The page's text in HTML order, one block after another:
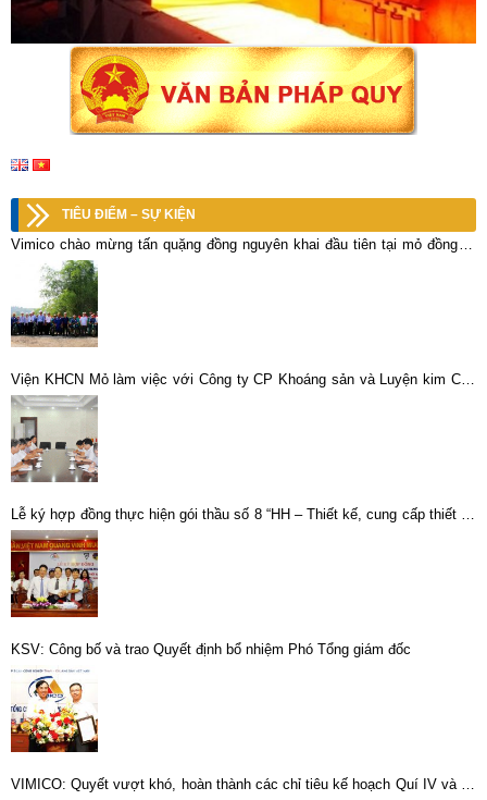
TIÊU ĐIỂM – SỰ KIỆN
Vimico chào mừng tấn quặng đồng nguyên khai đầu tiên tại mỏ đồng Vi
Kẽm, Lò +150
Viện KHCN Mỏ làm việc với Công ty CP Khoáng sản và Luyện kim Cao
Bằng
Lễ ký hợp đồng thực hiện gói thầu số 8 “HH – Thiết kế, cung cấp thiết bị,
vật tư và lắp đặt Nhà máy luyện đồng công suất 20.000 tấn/năm”.
KSV: Công bố và trao Quyết định bổ nhiệm Phó Tổng giám đốc
VIMICO: Quyết vượt khó, hoàn thành các chỉ tiêu kế hoạch Quí IV và cả